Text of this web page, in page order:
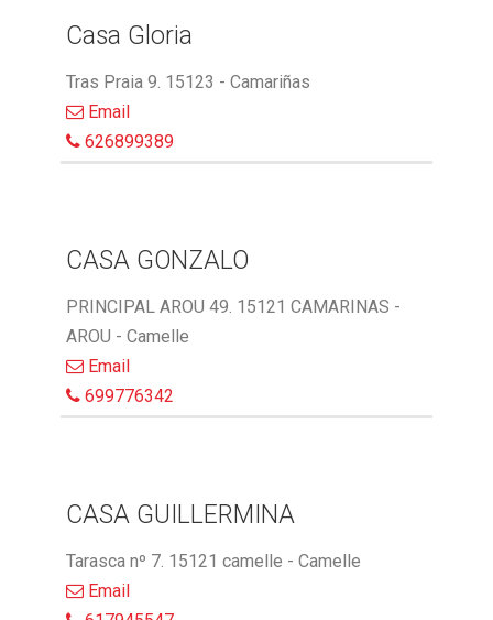
Casa Gloria
Tras Praia 9. 15123 - Camariñas
Email
626899389
CASA GONZALO
PRINCIPAL AROU 49. 15121 CAMARINAS -
AROU - Camelle
Email
699776342
CASA GUILLERMINA
Tarasca nº 7. 15121 camelle - Camelle
Email